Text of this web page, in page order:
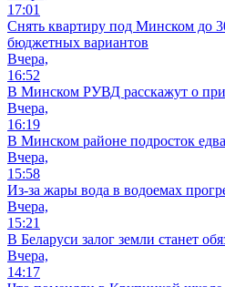
17:01
Снять квартиру под Минском до
бюджетных вариантов
Вчера,
16:52
В Минском РУВД расскажут о
Вчера,
16:19
В Минском районе подросток
Вчера,
15:58
Из-за жары вода в водоемах
Вчера,
15:21
В Беларуси залог земли станет
Вчера,
14:17